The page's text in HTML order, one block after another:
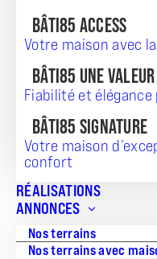
BÂTI85 ACCESS
Votre maison avec
BÂTI85 UNE
Fiabilité et
BÂTI85 SIGNATURE
Votre maison
confort
RÉALISATIONS
ANNONCES
Nos terrains
Nos terrains avec
609 744